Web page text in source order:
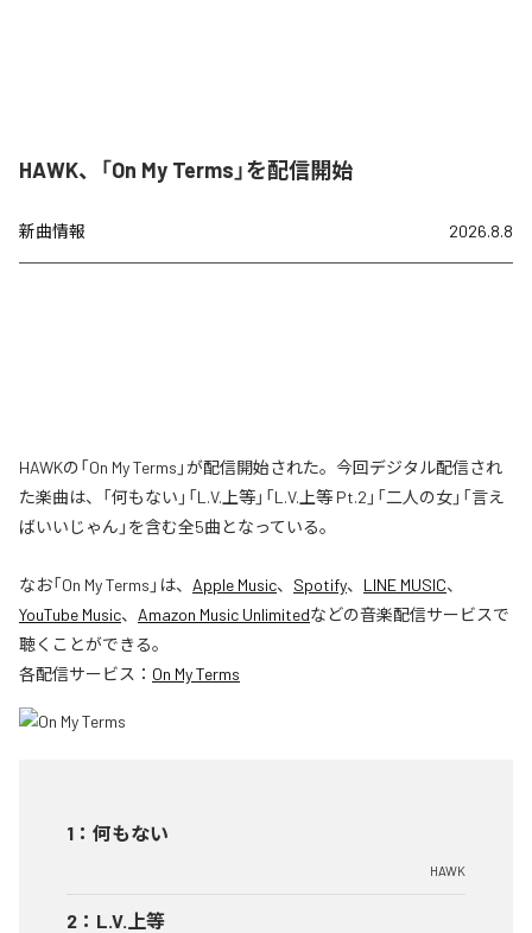
HAWK、「On My Terms」を配信開始
新曲情報 2026.8.8
HAWKの「On My Terms」が配信開始された。今回デジタル配信され
た楽曲は、「何もない」「L.V.上等」「L.V.上等 Pt.2」「二人の女」「言え
ばいいじゃん」を含む全5曲となっている。
なお「On My Terms 」は、 Apple Music、 Spotify、 LINE MUSIC、
YouTube Music、 Amazon Music Unlimitedなどの音楽配信サービスで
聴くことができる。
各配信サービス： On My Terms
1 ： 何もない
HAWK
2 ： L.V.上等